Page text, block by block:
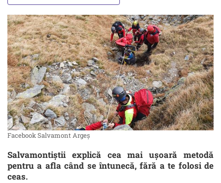
Facebook Salvamont Argeş
Salvamontiştii explică cea mai uşoară metodă
pentru a afla când se întunecă, fără a te folosi de
ceas.